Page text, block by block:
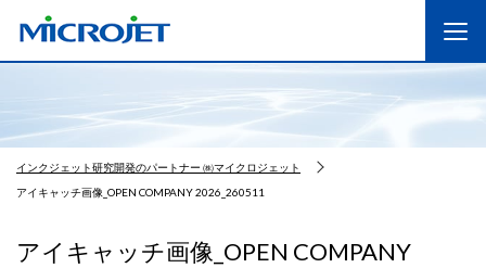
インクジェット研究開発のパートナー ㈱マイクロジェット
アイキャッチ画像_OPEN COMPANY 2026_260511
アイキャッチ画像_OPEN COMPANY